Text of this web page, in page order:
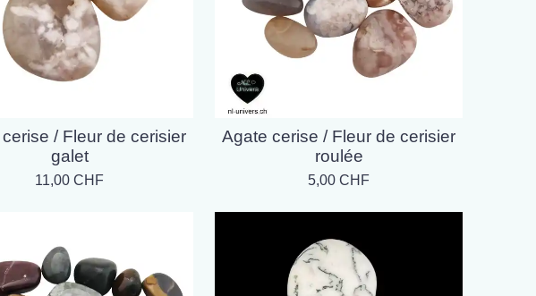
/ Fleur de cerisier
galet
11,00 CHF
Agate cerise / Fleur de cerisier
roulée
5,00 CHF